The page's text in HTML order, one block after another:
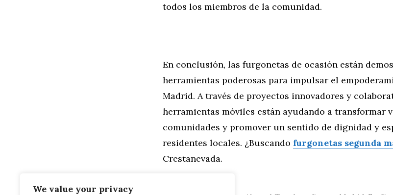
We value your privacy
todos los miembros de la comunidad.
En conclusión, las furgonetas de ocasión están
herramientas poderosas para impulsar el
Madrid. A través de proyectos innovadores y
herramientas móviles están ayudando a transformar
comunidades y promover un sentido de dignidad y
residentes locales. ¿Buscando furgonetas segunda
Crestanevada.